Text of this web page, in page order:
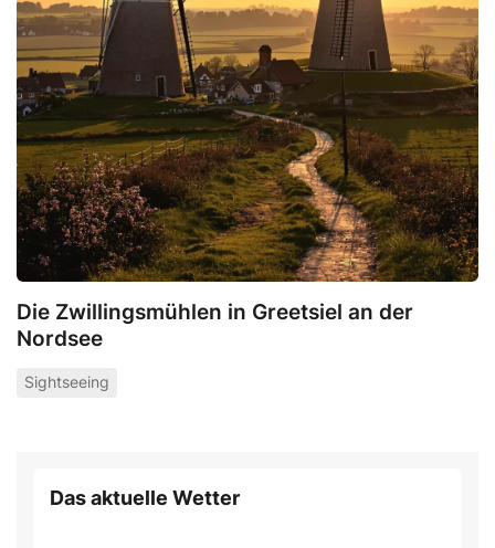
Die Zwillingsmühlen in Greetsiel an der
Nordsee
Sightseeing
Das aktuelle Wetter